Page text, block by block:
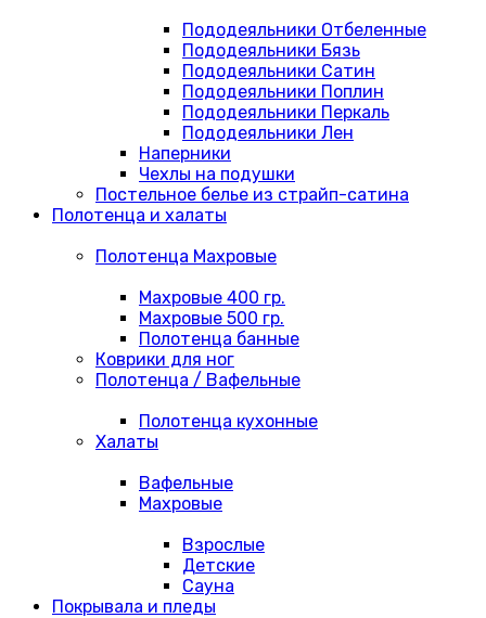
Пододеяльники Отбеленные
Пододеяльники Бязь
Пододеяльники Сатин
Пододеяльники Поплин
Пододеяльники Перкаль
Пододеяльники Лен
Наперники
Чехлы на подушки
Постельное белье из страйп-сатина
Полотенца и халаты
Полотенца Махровые
Махровые 400 гр.
Махровые 500 гр.
Полотенца банные
Коврики для ног
Полотенца / Вафельные
Полотенца кухонные
Халаты
Вафельные
Махровые
Взрослые
Детские
Сауна
Покрывала и пледы